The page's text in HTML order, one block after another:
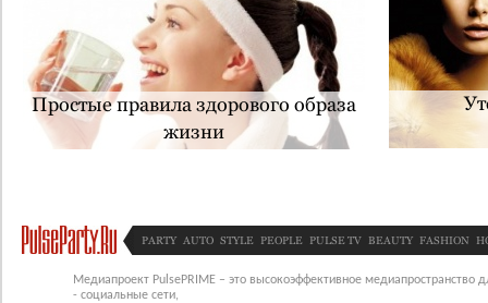
Простые правила здорового образа
жизни
PARTY AUTO STYLE PEOPLE PULSE TV BEAUTY FASHION
Медиапроект PulsePRIME – это высокоэффективное медиапространство
- социальные сети,